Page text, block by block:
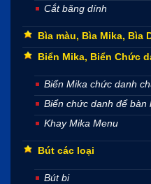
Cắt băng dính
Bìa màu, Bìa Mika, Bìa
Biển Mika, Biển Chức
Biển Mika chức danh
Biển chức danh để bàn
Khay Mika Menu
Bút các loại
Bút bi